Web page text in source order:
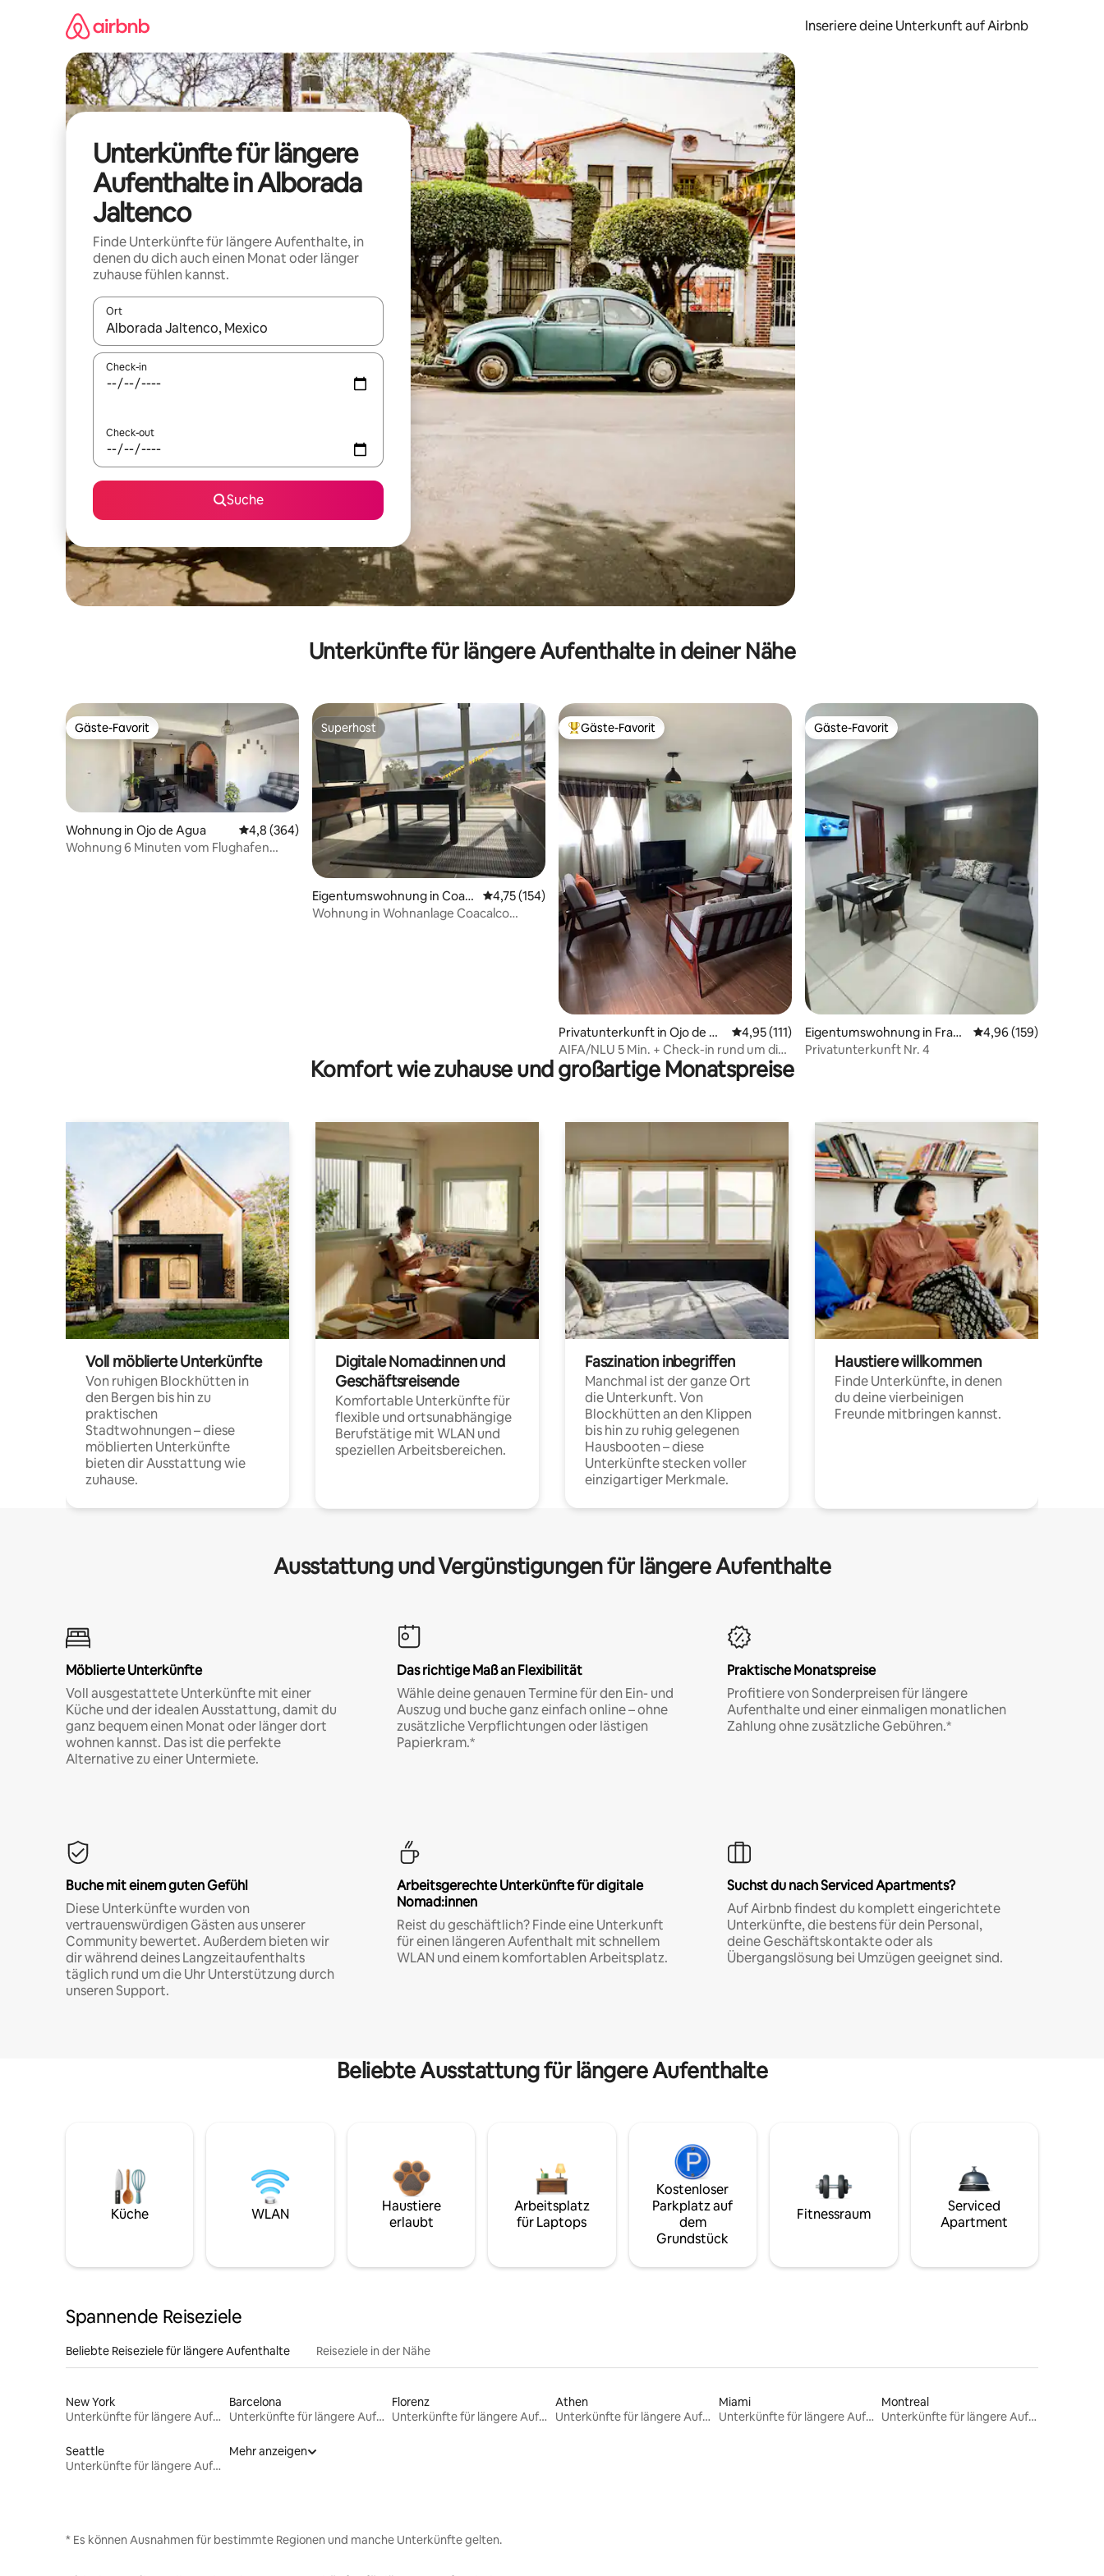
Inseriere deine Unterkunft auf Airbnb
Unterkünfte für längere
Aufenthalte in Alborada
Jaltenco
Finde Unterkünfte für längere Aufenthalte, in
denen du dich auch einen Monat oder länger
zuhause fühlen kannst.
Ort
Wenn Ergebnisse verfügbar sind, navigiere mit den Pfeiltasten nach oben und unten oder erkunde die Ergebnisse durch Berühren oder Wischgesten.
Check-in
Check-out
Suche
Unterkünfte für längere Aufenthalte in deiner Nähe
Gäste-Favorit
Gäste-Favorit
Wohnung in Ojo de Agua Durchschnittliche Bewertung: 4,8 von 5, 364 Bewertungen
4,8 (364)
Wohnung 6 Minuten vom Flughafen
Superhost
Superhost
Eigentumswohnung in Coac
alco
Durchschnittliche Bewertung: 4,75 von 5, 154 Bewertungen
4,75 (154)
Wohnung in Wohnanlage Coacalco
Beliebter Gäste-Favorit.
Gäste-Favorit
Privatunterkunft in Ojo de Ag
ua
Durchschnittliche Bewertung: 4,95 von 5, 111 Bewertungen
4,95 (111)
AIFA/NLU 5 Min. + Check-in rund um die
Uhr + Rechnung-Parkplatz-V
Gäste-Favorit
Gäste-Favorit
Eigentumswohnung in Fracc
ionamiento Social Progresiv
Durchschnittliche
4,96 (159)
Privatunterkunft Nr. 4
Komfort wie zuhause und großartige Monatspreise
Voll möblierte Unterkünfte
Von ruhigen Blockhütten in
den Bergen bis hin zu
praktischen
Stadtwohnungen – diese
möblierten Unterkünfte
bieten dir Ausstattung wie
zuhause.
Digitale Nomad:innen und
Geschäftsreisende
Komfortable Unterkünfte für
flexible und ortsunabhängige
Berufstätige mit WLAN und
speziellen Arbeitsbereichen.
Faszination inbegriffen
Manchmal ist der ganze Ort
die Unterkunft. Von
Blockhütten an den Klippen
bis hin zu ruhig gelegenen
Hausbooten – diese
Unterkünfte stecken voller
einzigartiger Merkmale.
Haustiere willkommen
Finde Unterkünfte, in denen
du deine vierbeinigen
Freunde mitbringen kannst.
Ausstattung und Vergünstigungen für längere Aufenthalte
Möblierte Unterkünfte
Voll ausgestattete Unterkünfte mit einer
Küche und der idealen Ausstattung, damit du
ganz bequem einen Monat oder länger dort
wohnen kannst. Das ist die perfekte
Alternative zu einer Untermiete.
Das richtige Maß an Flexibilität
Wähle deine genauen Termine für den Ein- und
Auszug und buche ganz einfach online – ohne
zusätzliche Verpflichtungen oder lästigen
Papierkram.*
Praktische Monatspreise
Profitiere von Sonderpreisen für längere
Aufenthalte und einer einmaligen monatlichen
Zahlung ohne zusätzliche Gebühren.*
Buche mit einem guten Gefühl
Diese Unterkünfte wurden von
vertrauenswürdigen Gästen aus unserer
Community bewertet. Außerdem bieten wir
dir während deines Langzeitaufenthalts
täglich rund um die Uhr Unterstützung durch
unseren Support.
Arbeitsgerechte Unterkünfte für digitale
Nomad:innen
Reist du geschäftlich? Finde eine Unterkunft
für einen längeren Aufenthalt mit schnellem
WLAN und einem komfortablen Arbeitsplatz.
Suchst du nach Serviced Apartments?
Auf Airbnb findest du komplett eingerichtete
Unterkünfte, die bestens für dein Personal,
deine Geschäftskontakte oder als
Übergangslösung bei Umzügen geeignet sind.
Beliebte Ausstattung für längere Aufenthalte
Küche WLAN
Haustiere
erlaubt
Arbeitsplatz
für Laptops
Kostenloser
Parkplatz auf
dem
Grundstück
Fitnessraum
Serviced
Apartment
Spannende Reiseziele
Beliebte Reiseziele für längere Aufenthalte Reiseziele in der Nähe
New York
Unterkünfte für längere Aufenthalte
Barcelona
Unterkünfte für längere Aufenthalte
Florenz
Unterkünfte für längere Aufenthalte
Athen
Unterkünfte für längere Aufenthalte
Miami
Unterkünfte für längere Aufenthalte
Montreal
Unterkünfte für längere Aufenthalte
Seattle
Unterkünfte für längere Aufenthalte
Mehr anzeigen
* Es können Ausnahmen für bestimmte Regionen und manche Unterkünfte gelten.